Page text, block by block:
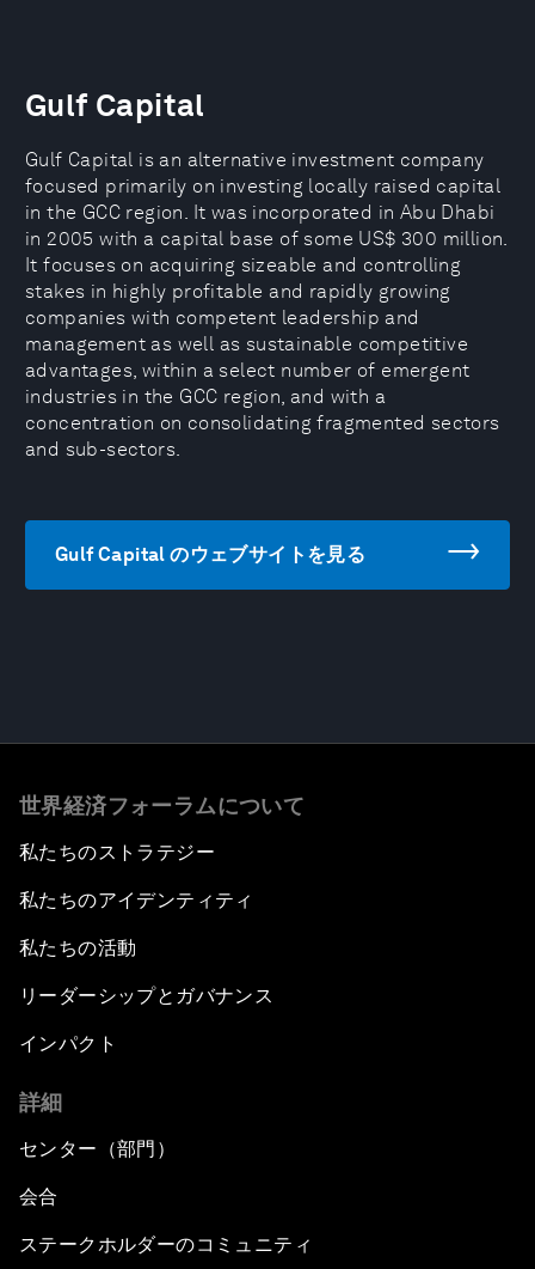
Gulf Capital
Gulf Capital is an alternative investment company
focused primarily on investing locally raised capital
in the GCC region. It was incorporated in Abu Dhabi
in 2005 with a capital base of some US$ 300 million.
It focuses on acquiring sizeable and controlling
stakes in highly profitable and rapidly growing
companies with competent leadership and
management as well as sustainable competitive
advantages, within a select number of emergent
industries in the GCC region, and with a
concentration on consolidating fragmented sectors
and sub-sectors.
Gulf Capital のウェブサイトを見る
世界経済フォーラムについて
私たちのストラテジー
私たちのアイデンティティ
私たちの活動
リーダーシップとガバナンス
インパクト
詳細
センター（部門）
会合
ステークホルダーのコミュニティ